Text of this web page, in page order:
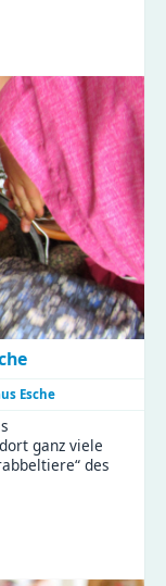
Esche
ganz viele
des